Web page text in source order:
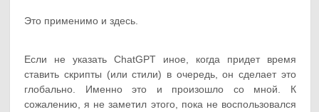
Это применимо и здесь.
Если не указать ChatGPT иное, когда придет время
ставить скрипты (или стили) в очередь, он сделает это
глобально. Именно это и произошло со мной. К
сожалению, я не заметил этого, пока не воспользовался